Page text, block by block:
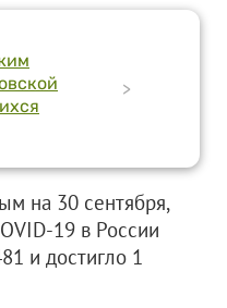
>
на 30 сентября,
19 в России
и достигло 1